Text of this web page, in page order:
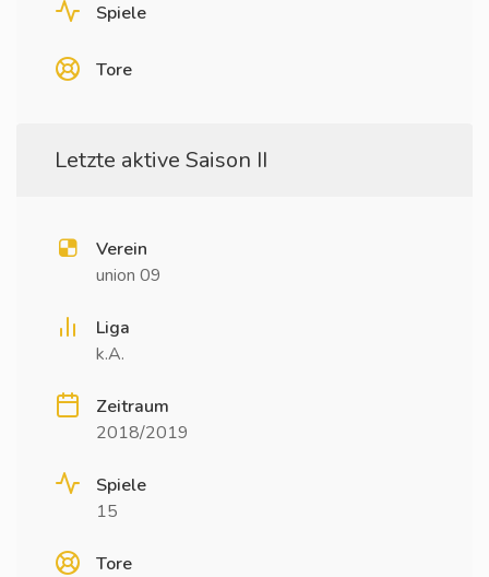
Spiele
Tore
Letzte aktive Saison II
Verein
union 09
Liga
k.A.
Zeitraum
2018/2019
Spiele
15
Tore